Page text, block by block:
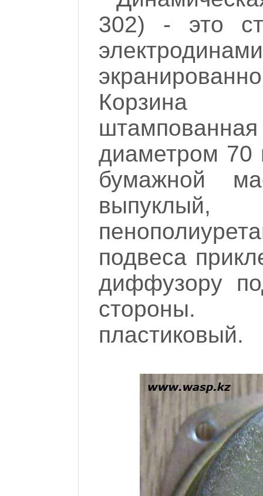
302) - это
Корзина
диаметром 70
бумажной
подвеса
диффузору
стороны.
пластиковый.